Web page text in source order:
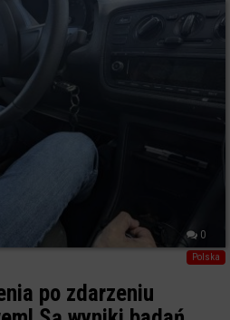
0
Polska
po zdarzeniu